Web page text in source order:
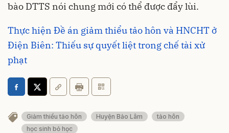
bào DTTS nói chung mới có thể được đẩy lùi.
Thực hiện Đề án giảm thiểu tảo hôn và HNCHT ở
Điện Biên: Thiếu sự quyết liệt trong chế tài xử
phạt
Giảm thiểu tảo hôn Huyện Bảo Lâm
tảo hôn
học sinh bỏ học